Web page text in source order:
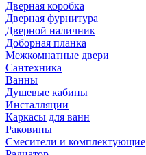
Дверная коробка
Дверная фурнитура
Дверной наличник
Доборная планка
Межкомнатные двери
Сантехника
Ванны
Душевые кабины
Инсталляции
Каркасы для ванн
Раковины
Смесители и комплектующие